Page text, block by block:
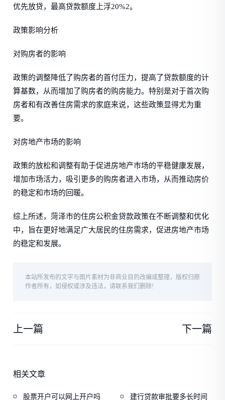
优先放贷，最高贷款额度上浮20%2。
政策影响分析
对购房者的影响
政策的调整降低了购房者的首付压力，提高了贷款额度的计
算基数，从而增加了购房者的购房能力。特别是对于首次购
房者和有改善住房需求的家庭来说，这些政策显得尤为重
要。
对房地产市场的影响
政策的放松和调整有助于促进房地产市场的平稳健康发展，
增加市场活力，吸引更多的购房者进入市场，从而推动房价
的稳定和市场的回暖。
综上所述，菏泽市的住房公积金贷款政策在不断调整和优化
中，旨在更好地满足广大居民的住房需求，促进房地产市场
的稳定和发展。
本站所发布的文字与图片素材为非商业目的改编或整理，版权归原
作者所有，如侵权或涉及违法，请联系我们删除!
上一篇 下一篇
相关文章
股票开户可以网上开户吗 建行贷款审批要多长时间